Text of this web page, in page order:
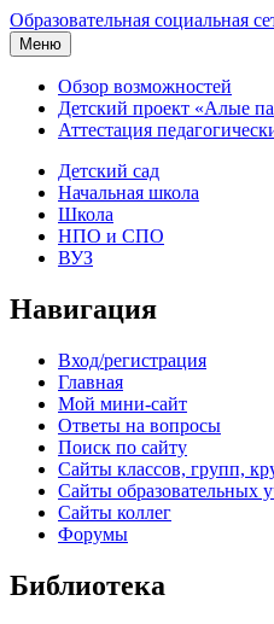
Образовательная социальная
Меню
Обзор возможностей
Детский проект «Алые
Аттестация
Детский сад
Начальная школа
Школа
НПО и СПО
ВУЗ
Навигация
Вход/регистрация
Главная
Мой мини-сайт
Ответы на вопросы
Поиск по сайту
Сайты классов, групп,
Сайты образовательных
Сайты коллег
Форумы
Библиотека